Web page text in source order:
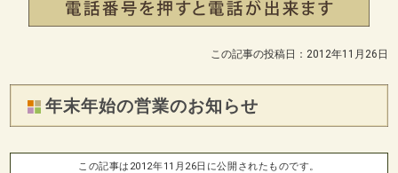
この記事の投稿日：2012年11月26日
年末年始の営業のお知らせ
この記事は2012年11月26日に公開されたものです。